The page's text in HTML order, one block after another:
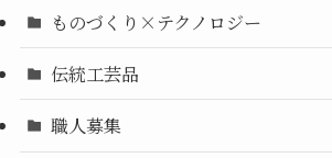
ものづくり×テクノロジー
伝統工芸品
職人募集